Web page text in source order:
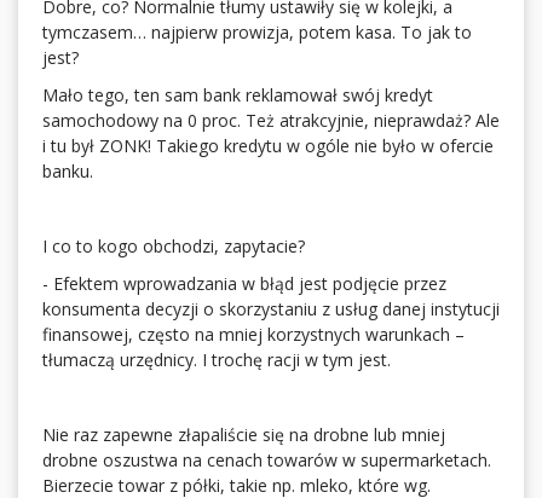
Dobre, co? Normalnie tłumy ustawiły się w kolejki, a
tymczasem… najpierw prowizja, potem kasa. To jak to
jest?
Mało tego, ten sam bank reklamował swój kredyt
samochodowy na 0 proc. Też atrakcyjnie, nieprawdaż? Ale
i tu był ZONK! Takiego kredytu w ogóle nie było w ofercie
banku.
I co to kogo obchodzi, zapytacie?
- Efektem wprowadzania w błąd jest podjęcie przez
konsumenta decyzji o skorzystaniu z usług danej instytucji
finansowej, często na mniej korzystnych warunkach –
tłumaczą urzędnicy. I trochę racji w tym jest.
Nie raz zapewne złapaliście się na drobne lub mniej
drobne oszustwa na cenach towarów w supermarketach.
Bierzecie towar z półki, takie np. mleko, które wg.